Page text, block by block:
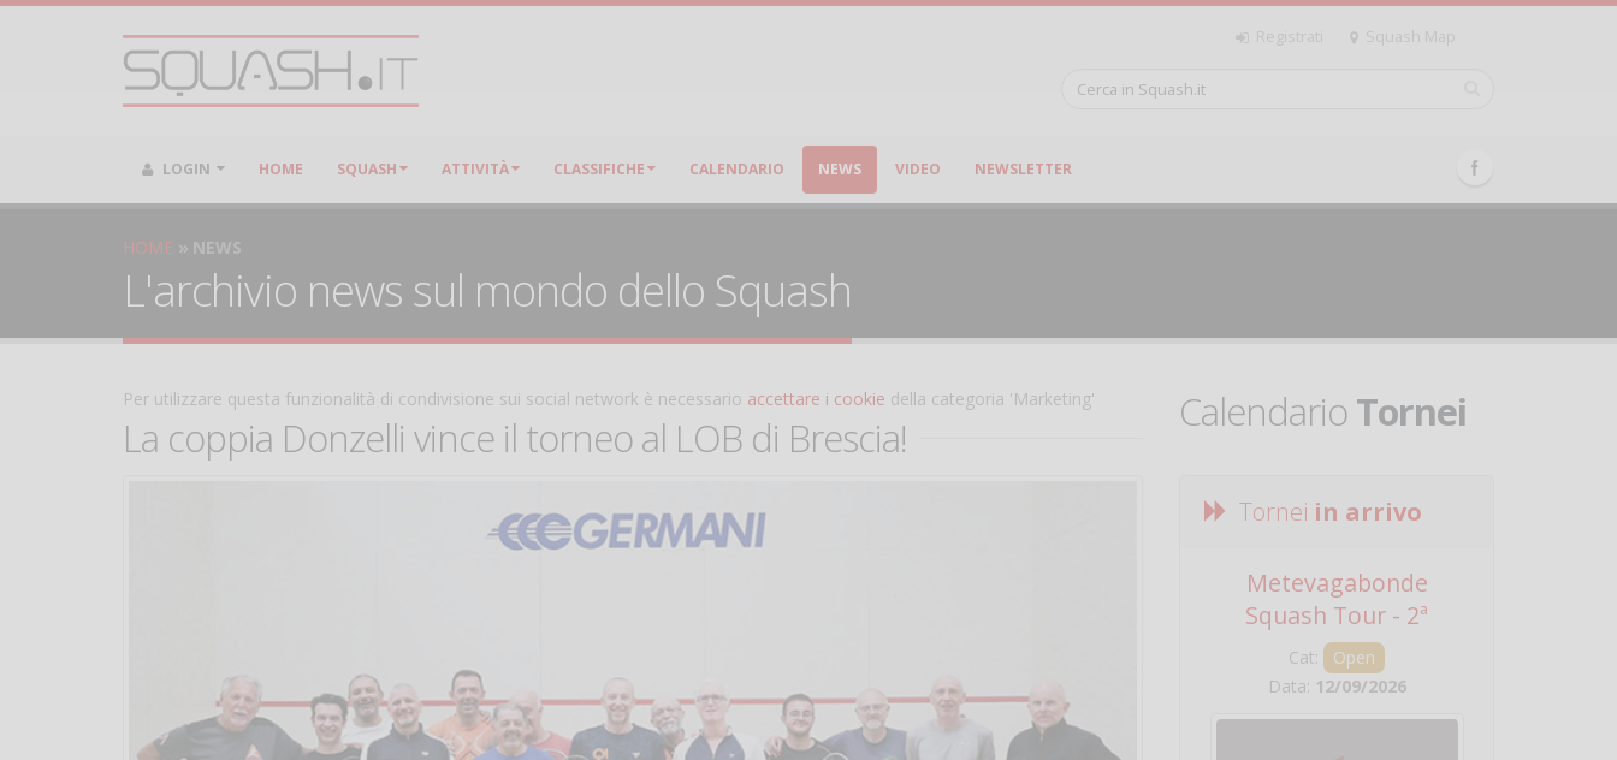
Registrati Squash Map
LOGIN HOME SQUASH ATTIVITÀ CLASSIFICHE CALENDARIO NEWS VIDEO NEWSLETTER
HOME NEWS
L'archivio news sul mondo dello Squash
Per utilizzare questa funzionalità di condivisione sui social network è necessario accettare i cookie della categoria 'Marketing'
La coppia Donzelli vince il torneo al LOB di Brescia!
CalendarioTornei
Tornei in arrivo
Metevagabonde
Squash Tour - 2ª
Tappa
Cat:
Open
Data: 12/09/2026